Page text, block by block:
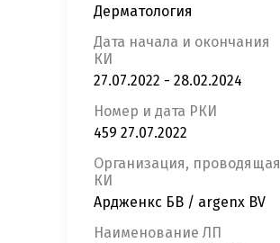
Дерматология
Дата начала и окончания
КИ
27.07.2022 - 28.02.2024
Номер и дата РКИ
459 27.07.2022
Организация, проводящая
КИ
Ардженкс БВ / argenx BV
Наименование ЛП